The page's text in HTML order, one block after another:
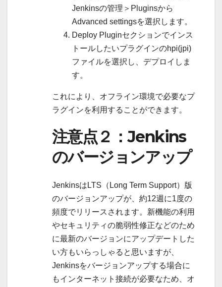
Jenkinsの管理＞Pluginsから
Advanced settingsを選択します。
Deploy Pluginセクションでインス
トールしたいプラグインのhpi(jpi)
ファイルを選択し、デプロイしま
す。
これにより、オフライン環境で必要なプ
ラグインを利用することができます。
注意点２：Jenkins
のバージョンアップ
JenkinsはLTS（Long Term Support）版
のバージョンアップが、約12週に1度の
頻度でリリースされます。新機能の利用
やセキュリティの脆弱性修正などのため
に最新のバージョンにアップデートした
い方もいらっしゃると思いますが、
Jenkinsをバージョンアップする場合に
もインターネット接続が必要なため、オ